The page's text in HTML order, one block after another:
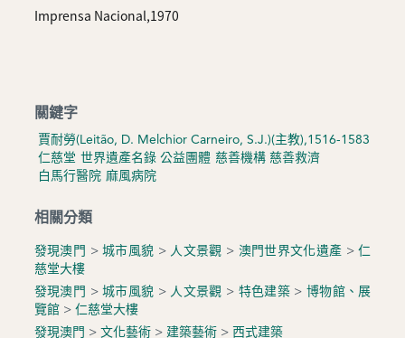
Imprensa Nacional,1970
關鍵字
賈耐勞(Leitão, D. Melchior Carneiro, S.J.)(主教),1516-1583
仁慈堂 世界遺產名錄 公益團體 慈善機構 慈善救濟
白馬行醫院 麻風病院
相關分類
發現澳門 > 城市風貌 > 人文景觀 > 澳門世界文化遺產 >仁
慈堂大樓
發現澳門 > 城市風貌 > 人文景觀 > 特色建築 > 博物館、展
覽館> 仁慈堂大樓
發現澳門 > 文化藝術> 建築藝術> 西式建築